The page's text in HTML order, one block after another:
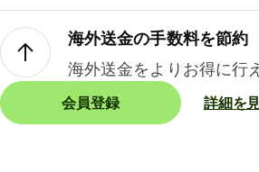
海外送金の手数料を節約
海外送金をよりお得に行
会員登録 詳細を